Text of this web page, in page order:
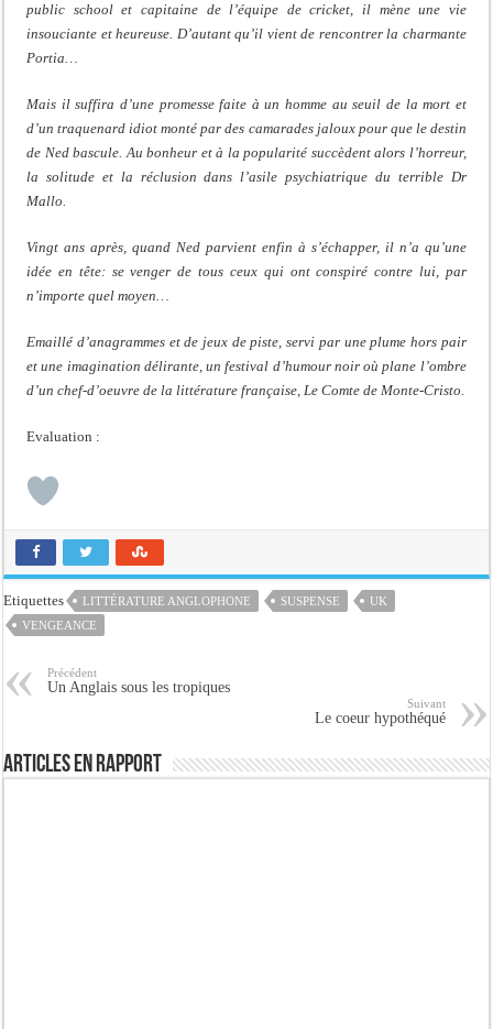
public school et capitaine de l’équipe de cricket, il mène une vie
insouciante et heureuse. D’autant qu’il vient de rencontrer la charmante
Portia…
Mais il suffira d’une promesse faite à un homme au seuil de la mort et
d’un traquenard idiot monté par des camarades jaloux pour que le destin
de Ned bascule. Au bonheur et à la popularité succèdent alors l’horreur,
la solitude et la réclusion dans l’asile psychiatrique du terrible Dr
Mallo.
Vingt ans après, quand Ned parvient enfin à s’échapper, il n’a qu’une
idée en tête: se venger de tous ceux qui ont conspiré contre lui, par
n’importe quel moyen…
Emaillé d’anagrammes et de jeux de piste, servi par une plume hors pair
et une imagination délirante, un festival d’humour noir où plane l’ombre
d’un chef-d’oeuvre de la littérature française, Le Comte de Monte-Cristo.
Evaluation :
Etiquettes LITTÉRATURE ANGLOPHONE SUSPENSE
UK
VENGEANCE
Précédent
Un Anglais sous les tropiques
Suivant
Le coeur hypothéqué
Articles en rapport